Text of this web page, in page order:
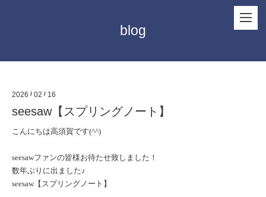
blog
2026 / 02 / 16
seesaw【スプリングノート】
こんにちは高須賀です(^^)
seesawファンの皆様お待たせ致しました！
数年ぶりに出ました♪
seesaw【スプリングノート】